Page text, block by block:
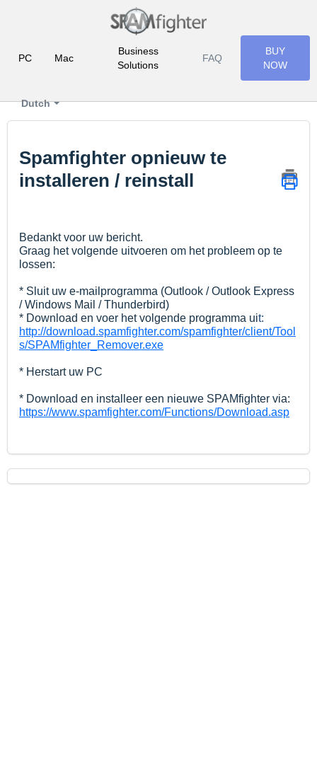
PC Mac
Business
Solutions
FAQ
BUY
NOW
Dutch
Spamfighter opnieuw te
installeren / reinstall
Bedankt voor uw bericht.
Graag het volgende uitvoeren om het probleem op te
lossen:
* Sluit uw e-mailprogramma (Outlook / Outlook Express
/ Windows Mail / Thunderbird)
* Download en voer het volgende programma uit:
http://download.spamfighter.com/spamfighter/client/Tool
s/SPAMfighter_Remover.exe
* Herstart uw PC
* Download en installeer een nieuwe SPAMfighter via:
https://www.spamfighter.com/Functions/Download.asp